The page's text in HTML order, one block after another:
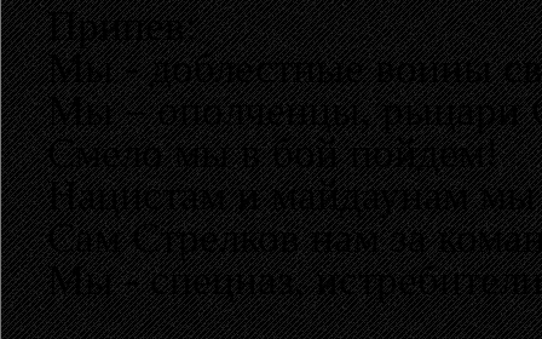
Припев:
Мы - доблестные воины
Мы – ополченцы, рыцари
Смело мы в бой пойдем!
Нацистам и майдаунам
Сам Стрелков нам за
Мы - спецназ,